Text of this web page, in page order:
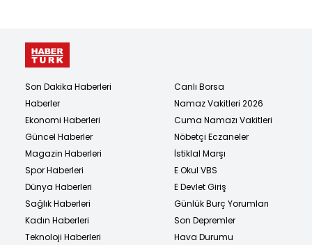
Son Dakika Haberleri
Haberler
Ekonomi Haberleri
Güncel Haberler
Magazin Haberleri
Spor Haberleri
Dünya Haberleri
Sağlık Haberleri
Kadın Haberleri
Teknoloji Haberleri
Canlı Borsa
Namaz Vakitleri 2026
Cuma Namazı Vakitleri
Nöbetçi Eczaneler
İstiklal Marşı
E Okul VBS
E Devlet Giriş
Günlük Burç Yorumları
Son Depremler
Hava Durumu